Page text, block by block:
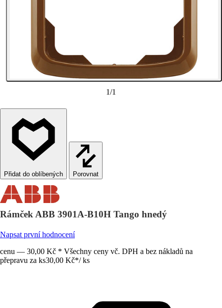
1/1
Porovnat
Rámček ABB 3901A-B10H Tango hnedý
Napsat první hodnocení
cenu — 30,00 Kč * Všechny ceny vč. DPH a bez nákladů na
přepravu za ks30,00 Kč*/ ks